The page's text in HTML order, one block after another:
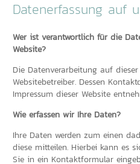
Datenerfassung auf
Wer ist verantwortlich für die
Website?
Die Datenverarbeitung auf
Websitebetreiber. Dessen
Impressum dieser Website
Wie erfassen wir Ihre Daten?
Ihre Daten werden zum einen
diese mitteilen. Hierbei kann es
Sie in ein Kontaktformular